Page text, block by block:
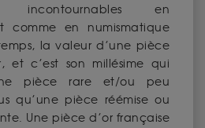
incontournables en
comme en numismatique
la valeur d’une pièce
et c’est son millésime qui
pièce rare et/ou peu
qu’une pièce réémise ou
Une pièce d’or française